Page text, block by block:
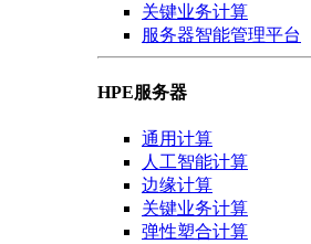
关键业务计算
服务器智能管理平台
HPE服务器
通用计算
人工智能计算
边缘计算
关键业务计算
弹性塑合计算